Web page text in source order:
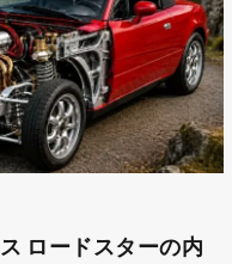
ロードスターの内